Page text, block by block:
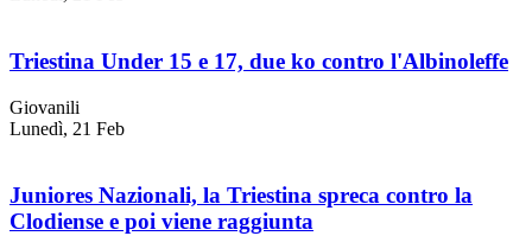
Triestina Under 15 e 17, due ko contro l'Albinoleffe
Giovanili
Lunedì, 21 Feb
Juniores Nazionali, la Triestina spreca contro la
Clodiense e poi viene raggiunta